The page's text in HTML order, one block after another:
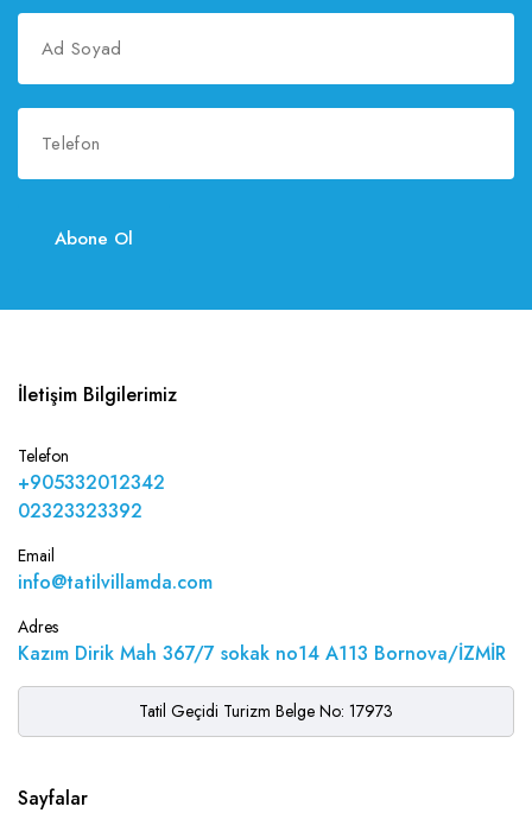
Abone Ol
İletişim Bilgilerimiz
Telefon
+905332012342
02323323392
Email
info@tatilvillamda.com
Adres
Kazım Dirik Mah 367/7 sokak no14 A113 Bornova/İZMİR
Tatil Geçidi Turizm Belge No: 17973
Sayfalar